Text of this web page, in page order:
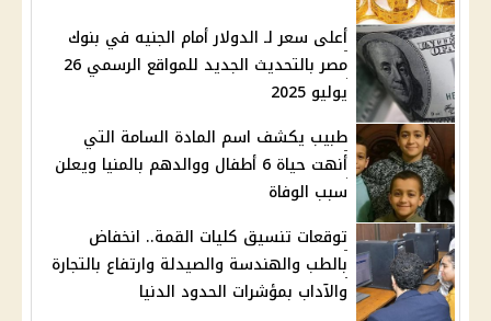
أعلى سعر لـ الدولار أمام الجنيه في بنوك
مصر بالتحديث الجديد للمواقع الرسمي 26
يوليو 2025
طبيب يكشف اسم المادة السامة التي
أنهت حياة 6 أطفال ووالدهم بالمنيا ويعلن
سبب الوفاة
توقعات تنسيق كليات القمة.. انخفاض
بالطب والهندسة والصيدلة وارتفاع بالتجارة
والآداب بمؤشرات الحدود الدنيا